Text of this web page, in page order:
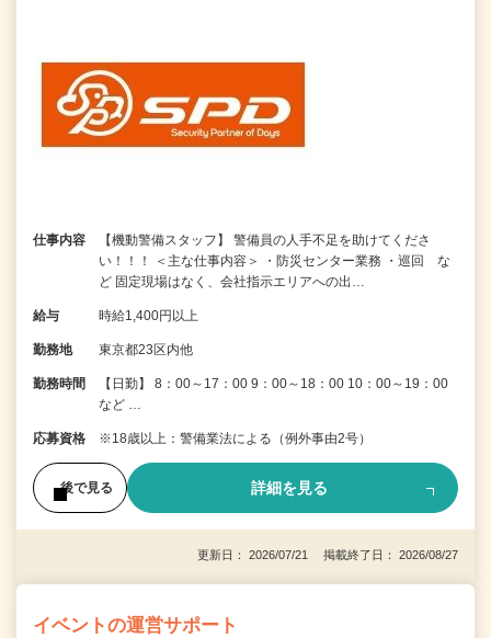
仕事内容
【機動警備スタッフ】 警備員の人手不足を助けてくださ
い！！！ ＜主な仕事内容＞ ・防災センター業務 ・巡回 な
ど 固定現場はなく、会社指示エリアへの出…
給与 時給1,400円以上
勤務地 東京都23区内他
勤務時間
【日勤】 8：00～17：00 9：00～18：00 10：00～19：00
など …
応募資格 ※18歳以上：警備業法による（例外事由2号）
後で見る 詳細を見る
更新日： 2026/07/21 掲載終了日： 2026/08/27
イベントの運営サポート